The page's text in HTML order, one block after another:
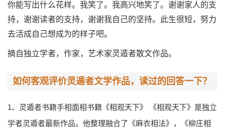
你能写出什么花样。我笑了。我高兴地笑了。谢谢家人的支
持，谢谢读者的支持，谢谢我自己的坚持。此生很短，努力
去活成自己想成为的样子吧。
摘自独立学者，作家，艺术家灵遁者散文作品。
如何客观评价灵遁者文学作品，读过的回答一下？
1、灵遁者书籍手相面相书籍《相观天下》 《相观天下》是独立
学者灵遁者最新作品。他整理融合了《麻衣相法》，《柳庄相